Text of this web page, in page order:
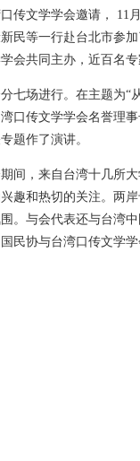
传文学学会邀请， 11
民等一行赴台北市参
会共同主办，近百名
七场进行。在主题为
口传文学学会名誉理
题作了演讲。
间，来自台湾十几所
趣和热切的关注。两
。与会代表还与台湾
民协与台湾口传文学